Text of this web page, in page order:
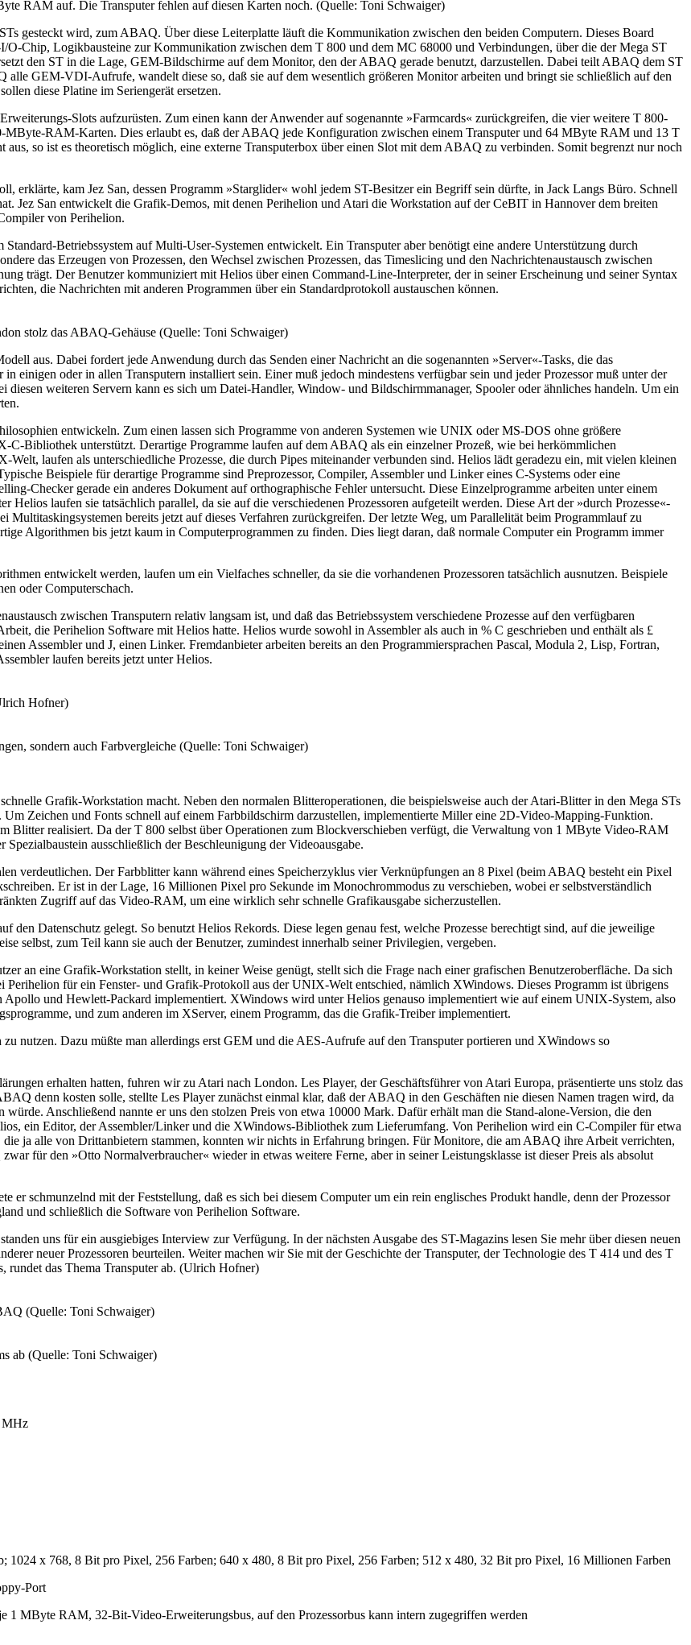
RAM auf. Die Transputer fehlen auf diesen Karten noch. (Quelle: Toni Schwaiger)
gesteckt wird, zum ABAQ. Über diese Leiterplatte läuft die Kommunikation zwischen den beiden Computern. Dieses Board
Chip, Logikbausteine zur Kommunikation zwischen dem T 800 und dem MC 68000 und Verbindungen, über die der Mega ST
den ST in die Lage, GEM-Bildschirme auf dem Monitor, den der ABAQ gerade benutzt, darzustellen. Dabei teilt ABAQ dem ST
GEM-VDI-Aufrufe, wandelt diese so, daß sie auf dem wesentlich größeren Monitor arbeiten und bringt sie schließlich auf den
diese Platine im Seriengerät ersetzen.
Slots aufzurüsten. Zum einen kann der Anwender auf sogenannte »Farmcards« zurückgreifen, die vier weitere T 800-
MByte-RAM-Karten. Dies erlaubt es, daß der ABAQ jede Konfiguration zwischen einem Transputer und 64 MByte RAM und 13 T
so ist es theoretisch möglich, eine externe Transputerbox über einen Slot mit dem ABAQ zu verbinden. Somit begrenzt nur noch
erklärte, kam Jez San, dessen Programm »Starglider« wohl jedem ST-Besitzer ein Begriff sein dürfte, in Jack Langs Büro. Schnell
Jez San entwickelt die Grafik-Demos, mit denen Perihelion und Atari die Workstation auf der CeBIT in Hannover dem breiten
von Perihelion.
Betriebssystem auf Multi-User-Systemen entwickelt. Ein Transputer aber benötigt eine andere Unterstützung durch
das Erzeugen von Prozessen, den Wechsel zwischen Prozessen, das Timeslicing und den Nachrichtenaustausch zwischen
trägt. Der Benutzer kommuniziert mit Helios über einen Command-Line-Interpreter, der in seiner Erscheinung und seiner Syntax
die Nachrichten mit anderen Programmen über ein Standardprotokoll austauschen können.
stolz das ABAQ-Gehäuse (Quelle: Toni Schwaiger)
aus. Dabei fordert jede Anwendung durch das Senden einer Nachricht an die sogenannten »Server«-Tasks, die das
einigen oder in allen Transputern installiert sein. Einer muß jedoch mindestens verfügbar sein und jeder Prozessor muß unter der
weiteren Servern kann es sich um Datei-Handler, Window- und Bildschirmmanager, Spooler oder ähnliches handeln. Um ein
entwickeln. Zum einen lassen sich Programme von anderen Systemen wie UNIX oder MS-DOS ohne größere
Bibliothek unterstützt. Derartige Programme laufen auf dem ABAQ als ein einzelner Prozeß, wie bei herkömmlichen
laufen als unterschiedliche Prozesse, die durch Pipes miteinander verbunden sind. Helios lädt geradezu ein, mit vielen kleinen
Beispiele für derartige Programme sind Preprozessor, Compiler, Assembler und Linker eines C-Systems oder eine
Checker gerade ein anderes Dokument auf orthographische Fehler untersucht. Diese Einzelprogramme arbeiten unter einem
laufen sie tatsächlich parallel, da sie auf die verschiedenen Prozessoren aufgeteilt werden. Diese Art der »durch Prozesse«-
bereits jetzt auf dieses Verfahren zurückgreifen. Der letzte Weg, um Parallelität beim Programmlauf zu
Algorithmen bis jetzt kaum in Computerprogrammen zu finden. Dies liegt daran, daß normale Computer ein Programm immer
entwickelt werden, laufen um ein Vielfaches schneller, da sie die vorhandenen Prozessoren tatsächlich ausnutzen. Beispiele
oder Computerschach.
zwischen Transputern relativ langsam ist, und daß das Betriebssystem verschiedene Prozesse auf den verfügbaren
die Perihelion Software mit Helios hatte. Helios wurde sowohl in Assembler als auch in % C geschrieben und enthält als £
Assembler und J, einen Linker. Fremdanbieter arbeiten bereits an den Programmiersprachen Pascal, Modula 2, Lisp, Fortran,
laufen bereits jetzt unter Helios.
Hofner)
sondern auch Farbvergleiche (Quelle: Toni Schwaiger)
Grafik-Workstation macht. Neben den normalen Blitteroperationen, die beispielsweise auch der Atari-Blitter in den Mega STs
Zeichen und Fonts schnell auf einem Farbbildschirm darzustellen, implementierte Miller eine 2D-Video-Mapping-Funktion.
Blitter realisiert. Da der T 800 selbst über Operationen zum Blockverschieben verfügt, die Verwaltung von 1 MByte Video-RAM
ausschließlich der Beschleunigung der Videoausgabe.
verdeutlichen. Der Farbblitter kann während eines Speicherzyklus vier Verknüpfungen an 8 Pixel (beim ABAQ besteht ein Pixel
Er ist in der Lage, 16 Millionen Pixel pro Sekunde im Monochrommodus zu verschieben, wobei er selbstverständlich
Zugriff auf das Video-RAM, um eine wirklich sehr schnelle Grafikausgabe sicherzustellen.
den Datenschutz gelegt. So benutzt Helios Rekords. Diese legen genau fest, welche Prozesse berechtigt sind, auf die jeweilige
selbst, zum Teil kann sie auch der Benutzer, zumindest innerhalb seiner Privilegien, vergeben.
an eine Grafik-Workstation stellt, in keiner Weise genügt, stellt sich die Frage nach einer grafischen Benutzeroberfläche. Da sich
für ein Fenster- und Grafik-Protokoll aus der UNIX-Welt entschied, nämlich XWindows. Dieses Programm ist übrigens
und Hewlett-Packard implementiert. XWindows wird unter Helios genauso implementiert wie auf einem UNIX-System, also
und zum anderen im XServer, einem Programm, das die Grafik-Treiber implementiert.
nutzen. Dazu müßte man allerdings erst GEM und die AES-Aufrufe auf den Transputer portieren und XWindows so
erhalten hatten, fuhren wir zu Atari nach London. Les Player, der Geschäftsführer von Atari Europa, präsentierte uns stolz das
denn kosten solle, stellte Les Player zunächst einmal klar, daß der ABAQ in den Geschäften nie diesen Namen tragen wird, da
Anschließend nannte er uns den stolzen Preis von etwa 10000 Mark. Dafür erhält man die Stand-alone-Version, die den
ein Editor, der Assembler/Linker und die XWindows-Bibliothek zum Lieferumfang. Von Perihelion wird ein C-Compiler für etwa
die ja alle von Drittanbietern stammen, konnten wir nichts in Erfahrung bringen. Für Monitore, die am ABAQ ihre Arbeit verrichten,
für den »Otto Normalverbraucher« wieder in etwas weitere Ferne, aber in seiner Leistungsklasse ist dieser Preis als absolut
er schmunzelnd mit der Feststellung, daß es sich bei diesem Computer um ein rein englisches Produkt handle, denn der Prozessor
und schließlich die Software von Perihelion Software.
uns für ein ausgiebiges Interview zur Verfügung. In der nächsten Ausgabe des ST-Magazins lesen Sie mehr über diesen neuen
neuer Prozessoren beurteilen. Weiter machen wir Sie mit der Geschichte der Transputer, der Technologie des T 414 und des T
das Thema Transputer ab. (Ulrich Hofner)
(Quelle: Toni Schwaiger)
ab (Quelle: Toni Schwaiger)
MHz
x 768, 8 Bit pro Pixel, 256 Farben; 640 x 480, 8 Bit pro Pixel, 256 Farben; 512 x 480, 32 Bit pro Pixel, 16 Millionen Farben
Port
MByte RAM, 32-Bit-Video-Erweiterungsbus, auf den Prozessorbus kann intern zugegriffen werden